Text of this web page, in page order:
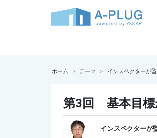
ホーム テーマ インスペクターが
第3回 基本目標
インスペクターが